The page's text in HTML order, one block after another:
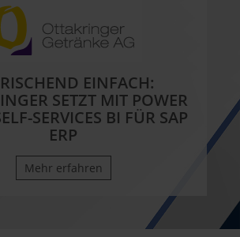
EINFACH:
SETZT MIT POWER
SERVICES BI FÜR SAP
ERP
Mehr erfahren